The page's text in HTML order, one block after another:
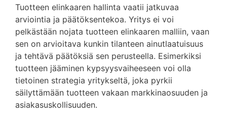
Tuotteen elinkaaren hallinta vaatii jatkuvaa
arviointia ja päätöksentekoa. Yritys ei voi
pelkästään nojata tuotteen elinkaaren malliin, vaan
sen on arvioitava kunkin tilanteen ainutlaatuisuus
ja tehtävä päätöksiä sen perusteella. Esimerkiksi
tuotteen jääminen kypsyysvaiheeseen voi olla
tietoinen strategia yritykseltä, joka pyrkii
säilyttämään tuotteen vakaan markkinaosuuden ja
asiakasuskollisuuden.